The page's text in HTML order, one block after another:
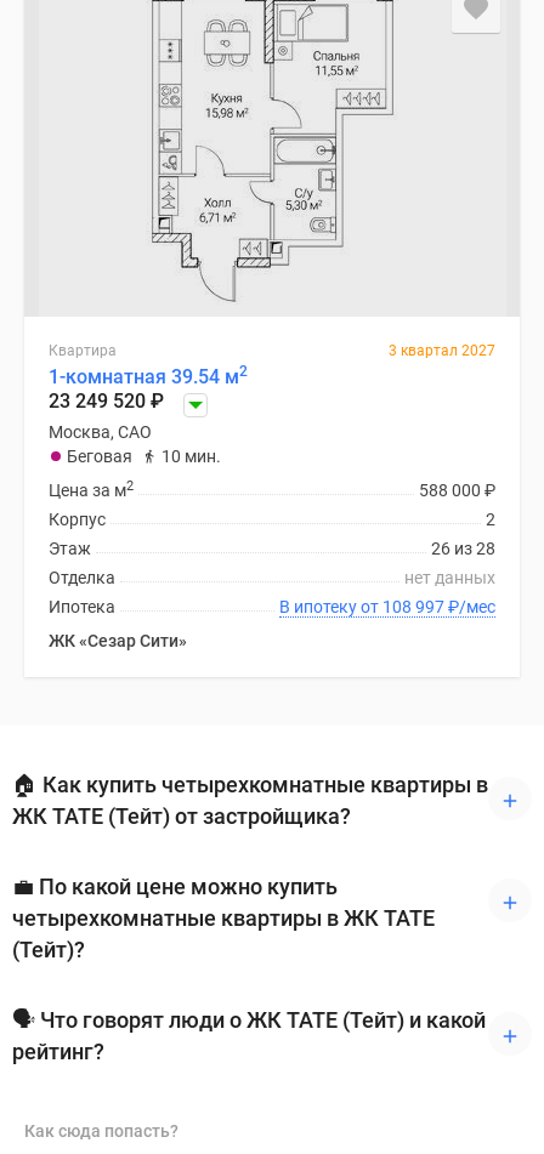
Квартира 3 квартал 2027
1-комнатная 39.54 м2
23 249 520 ₽
Москва, САО
Беговая
10 мин.
588 000 ₽
Цена за м2
2
Корпус
26 из 28
Этаж
нет данных
Отделка
В ипотеку от 108 997₽/мес
Ипотека
ЖК «Сезар Сити»
🏠 Как купить четырехкомнатные квартиры в
ЖК TATE (Тейт) от застройщика?
💼 По какой цене можно купить
четырехкомнатные квартиры в ЖК TATE
(Тейт)?
🗣 Что говорят люди о ЖК TATE (Тейт) и какой
рейтинг?
Как сюда попасть?